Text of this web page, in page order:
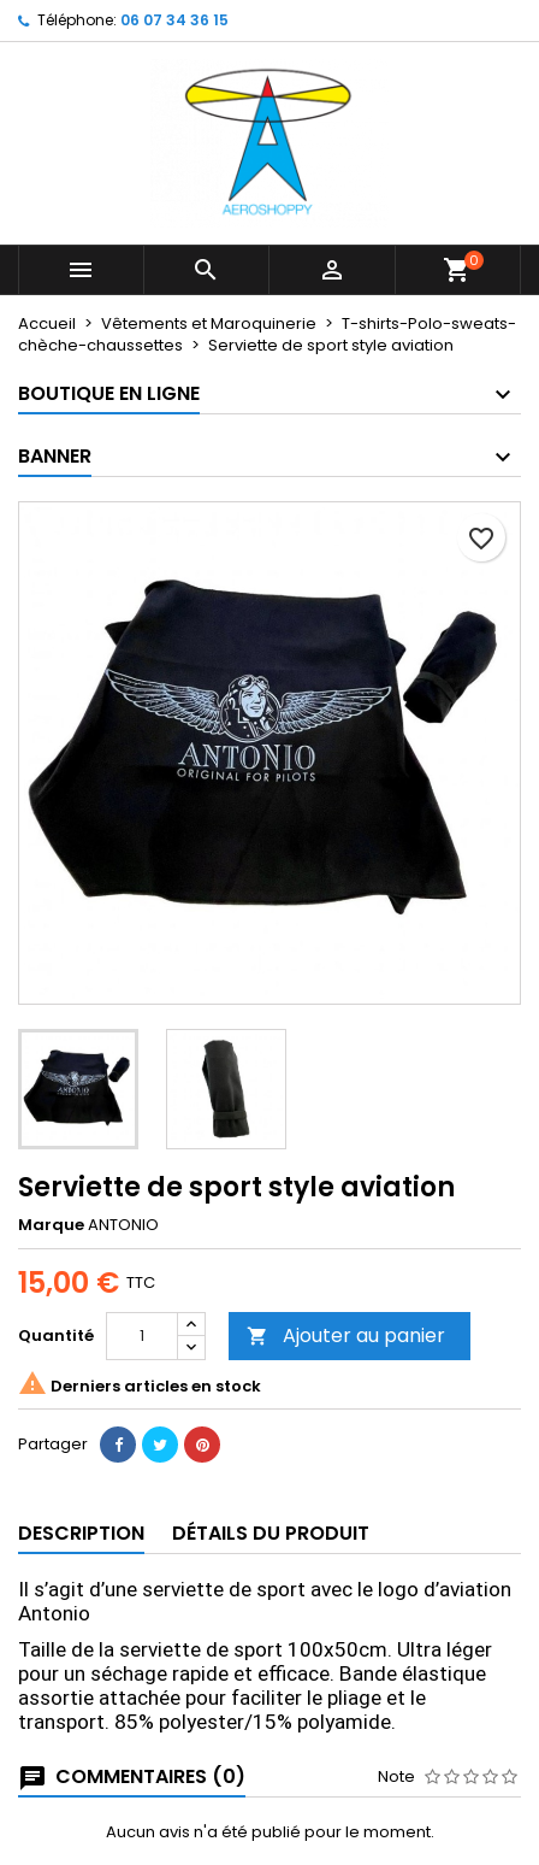
Téléphone: 06 07 34 36 15
   shopping_cart0
Accueil Vêtements et Maroquinerie
T-shirts-Polo-sweats-
chèche-chaussettes
Serviette de sport style aviation
BOUTIQUE EN LIGNE
BANNER
Serviette de sport style aviation
MarqueANTONIO
15,00 € TTC
Quantité  Ajouter au panier
favorite_border
 Derniers articles en stock
Partager
DESCRIPTION DÉTAILS DU PRODUIT
Il s’agit d’une serviette de sport avec le logo d’aviation
Antonio
Taille de la serviette de sport 100x50cm. Ultra léger
pour un séchage rapide et efficace. Bande élastique
assortie attachée pour faciliter le pliage et le
transport. 85% polyester/15% polyamide.
COMMENTAIRES (0) Note
Aucun avis n'a été publié pour le moment.
My wishlists ×
Create new list
Créer une liste d'envies ×
Nom de la liste d'envies
Connexion ×
Vous devez être connecté pour ajouter des produits
Annuler